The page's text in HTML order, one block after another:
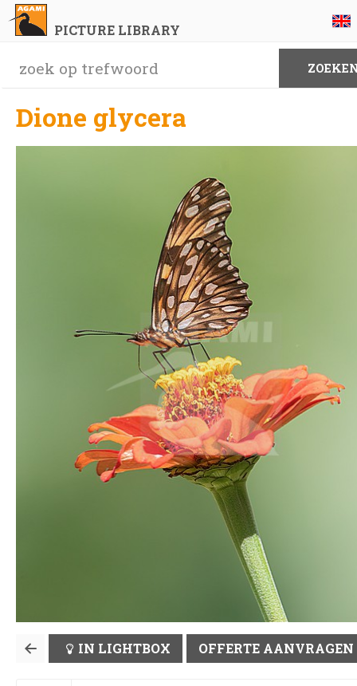
PICTURE LIBRARY
Dione glycera
IN LIGHTBOX OFFERTE AANVRAGEN